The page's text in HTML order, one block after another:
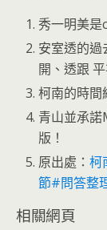
秀一明美
安室透的
開、透跟
柯南的時間
青山並承
版！
原出處：柯
節#問答整
相關網頁